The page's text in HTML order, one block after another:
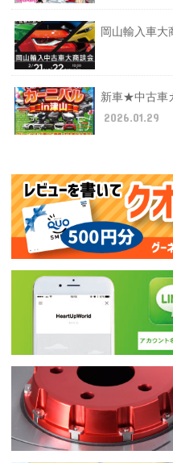
岡山輸入車大
新車★中古車
2026.01.29